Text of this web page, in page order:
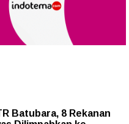
Batubara, 8 Rekanan